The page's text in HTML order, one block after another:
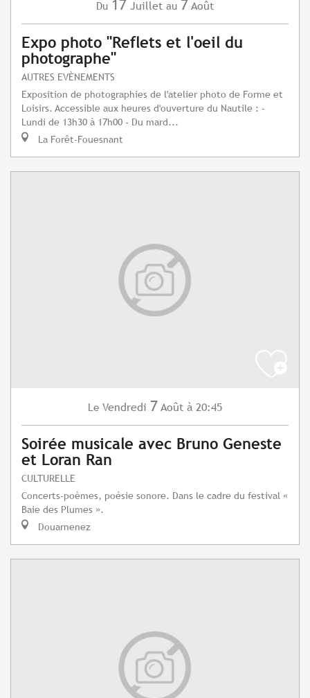
Du 17 Juillet au 7 Août
Expo photo "Reflets et l'oeil du
photographe"
AUTRES EVÈNEMENTS
Exposition de photographies de l'atelier photo de Forme et
Loisirs. Accessible aux heures d'ouverture du Nautile : -
Lundi de 13h30 à 17h00 - Du mard...
La Forêt-Fouesnant
Le Vendredi 7 Août à 20:45
Soirée musicale avec Bruno Geneste
et Loran Ran
CULTURELLE
Concerts-poèmes, poésie sonore. Dans le cadre du festival «
Baie des Plumes ».
Douarnenez